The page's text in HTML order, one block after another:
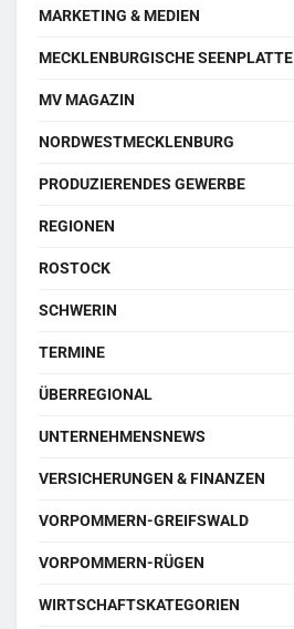
MARKETING & MEDIEN
MECKLENBURGISCHE SEENPLATTE
MV MAGAZIN
NORDWESTMECKLENBURG
PRODUZIERENDES GEWERBE
REGIONEN
ROSTOCK
SCHWERIN
TERMINE
ÜBERREGIONAL
UNTERNEHMENSNEWS
VERSICHERUNGEN & FINANZEN
VORPOMMERN-GREIFSWALD
VORPOMMERN-RÜGEN
WIRTSCHAFTSKATEGORIEN